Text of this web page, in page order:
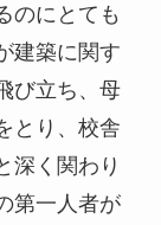
のにとても
建築に関す
び立ち、母
とり、校舎
深く関わり
第一人者が